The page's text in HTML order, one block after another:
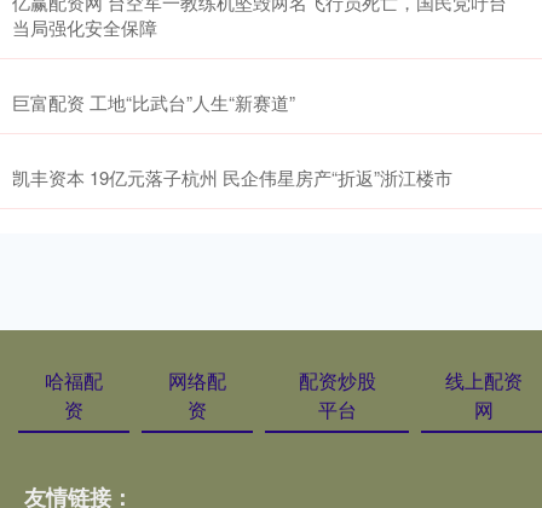
当局强化安全保障
巨富配资 工地“比武台”人生“新赛道”
凯丰资本 19亿元落子杭州 民企伟星房产“折返”浙江楼市
哈福配
资
网络配
资
配资炒股
平台
线上配资
网
友情链接：